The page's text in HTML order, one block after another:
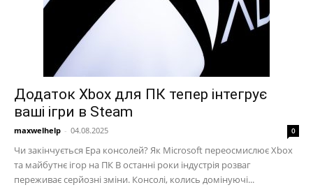
Додаток Xbox для ПК тепер інтегрує
ваші ігри в Steam
maxwelhelp - 04.08.2025 0
Чи закінчується Ера консолей? Як Microsoft переосмислює Xbox
та майбутнє ігор на ПК В останні роки індустрія розваг
переживає серйозні зміни. Консолі, колись домінуючі...